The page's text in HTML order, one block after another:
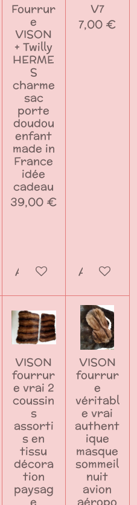
panier
Fourrur
e
VISON
+ Twilly
HERME
S
charme
sac
porte
doudou
enfant
made in
France
idée
cadeau
39,00 €
Ajouter au panier
V7
7,00 €
Ajouter
VISON
fourrur
e vrai 2
coussin
s
assorti
s en
tissu
décora
tion
paysag
e
VISON
fourrur
e
véritabl
e vrai
authent
ique
masque
sommeil
nuit
avion
aéropo